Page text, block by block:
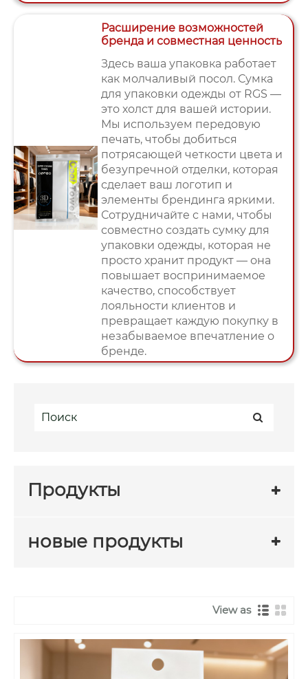
Расширение возможностей
бренда и совместная ценность
Здесь ваша упаковка работает
как молчаливый посол. Сумка
для упаковки одежды от RGS —
это холст для вашей истории.
Мы используем передовую
печать, чтобы добиться
потрясающей четкости цвета и
безупречной отделки, которая
сделает ваш логотип и
элементы брендинга яркими.
Сотрудничайте с нами, чтобы
совместно создать сумку для
упаковки одежды, которая не
просто хранит продукт — она
повышает воспринимаемое
качество, способствует
лояльности клиентов и
превращает каждую покупку в
незабываемое впечатление о
бренде.
Продукты
новые продукты
View as